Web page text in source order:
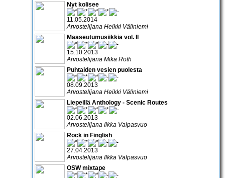
Nyt kolisee
11.05.2014
Arvostelijana Heikki Väliniemi
Maaseutumusiikkia vol. II
15.10.2013
Arvostelijana Mika Roth
Puhtaiden vesien puolesta
08.09.2013
Arvostelijana Heikki Väliniemi
Liepeillä Anthology - Scenic Routes
02.06.2013
Arvostelijana Ilkka Valpasvuo
Rock in Finglish
27.04.2013
Arvostelijana Ilkka Valpasvuo
OSW mixtape